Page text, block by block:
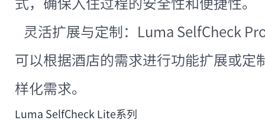
式，确保入住过程的安全性和便捷性。
灵活扩展与定制：Luma SelfCheck
可以根据酒店的需求进行功能扩展或定
样化需求。
Luma SelfCheck Lite系列